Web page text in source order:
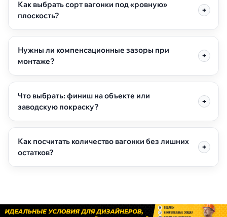
Как выбрать сорт вагонки под «ровную»
плоскость?
Нужны ли компенсационные зазоры при
монтаже?
Что выбрать: финиш на объекте или
заводскую покраску?
Как посчитать количество вагонки без лишних
остатков?